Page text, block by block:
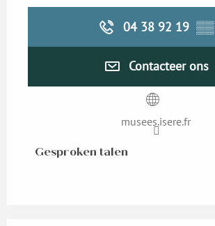
04 38 92 19 ▒▒
Contacteer ons
musees.isere.fr
Gesproken talen
Gesproken talen